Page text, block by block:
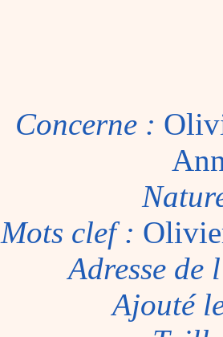
Concerne :
Mots clef :
Adresse
Ajouté